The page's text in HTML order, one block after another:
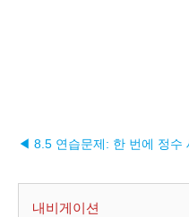
◀ 8.5 연습문제: 한 번에 정수
내비게이션